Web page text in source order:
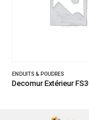
ENDUITS & POUDRES